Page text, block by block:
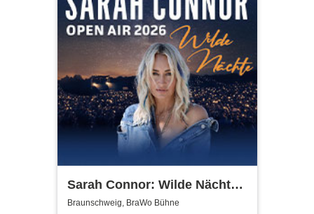
Sarah Connor: Wilde Nächte -
Open Air 2026
Braunschweig, BraWo Bühne